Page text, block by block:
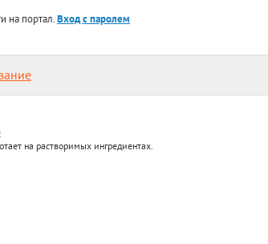
на портал.Вход с паролем
на растворимых ингредиентах.